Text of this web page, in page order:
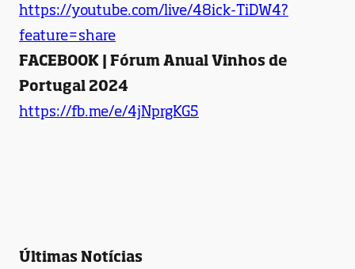
https://youtube.com/live/48ick-TiDW4?
feature=share
FACEBOOK | Fórum Anual Vinhos de
Portugal 2024
https://fb.me/e/4jNprgKG5
Últimas Notícias